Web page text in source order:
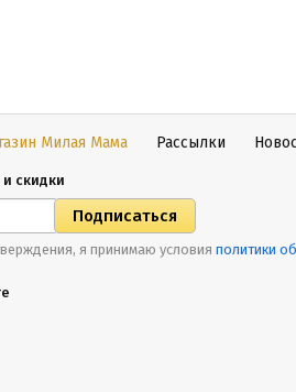
Милая Мама Рассылки
скидки
я принимаю условия политики